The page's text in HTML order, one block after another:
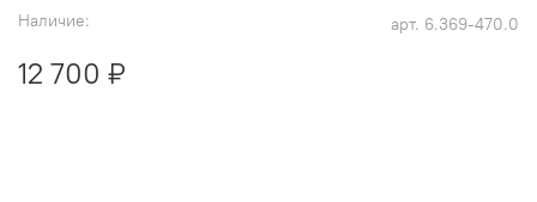
арт. 6.369-470.0
Наличие:
12 700 ₽